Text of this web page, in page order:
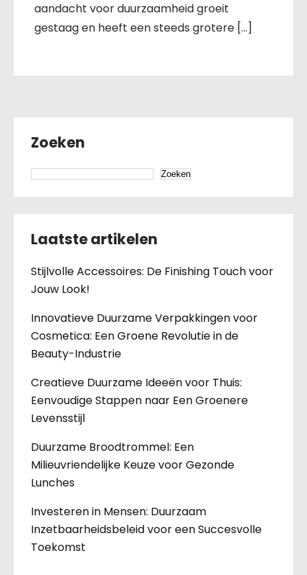
aandacht voor duurzaamheid groeit
gestaag en heeft een steeds grotere […]
Zoeken
Zoeken
Laatste artikelen
Stijlvolle Accessoires: De Finishing Touch voor
Jouw Look!
Innovatieve Duurzame Verpakkingen voor
Cosmetica: Een Groene Revolutie in de
Beauty-Industrie
Creatieve Duurzame Ideeën voor Thuis:
Eenvoudige Stappen naar Een Groenere
Levensstijl
Duurzame Broodtrommel: Een
Milieuvriendelijke Keuze voor Gezonde
Lunches
Investeren in Mensen: Duurzaam
Inzetbaarheidsbeleid voor een Succesvolle
Toekomst